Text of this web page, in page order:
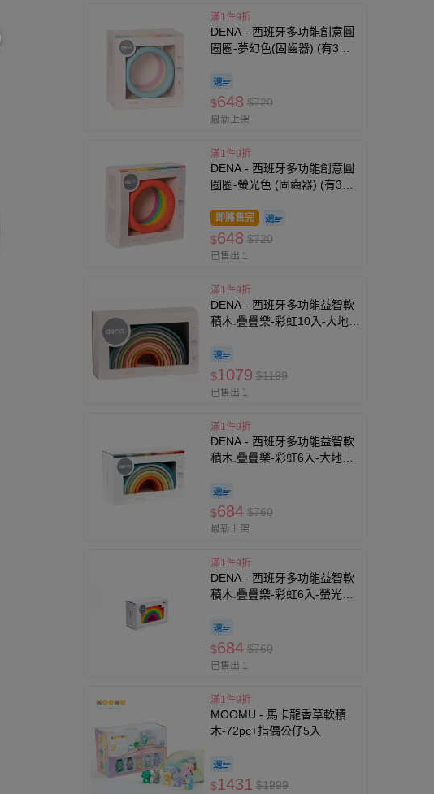
滿1件9折
DENA - 西班牙多功能創意圓
圈圈-夢幻色(固齒器) (有3色
$648 $720
最新上架
滿1件9折
DENA - 西班牙多功能創意圓
圈圈-螢光色 (固齒器) (有3色
即將售完
$648 $720
已售出 1
滿1件9折
DENA - 西班牙多功能益智軟
積木.疊疊樂-彩虹10入-大地色
$1079 $1199
已售出 1
滿1件9折
DENA - 西班牙多功能益智軟
積木.疊疊樂-彩虹6入-大地色
$684 $760
最新上架
滿1件9折
DENA - 西班牙多功能益智軟
積木.疊疊樂-彩虹6入-螢光色
$684 $760
已售出 1
滿1件9折
MOOMU - 馬卡龍香草軟積
木-72pc+指偶公仔5入
$1431 $1999